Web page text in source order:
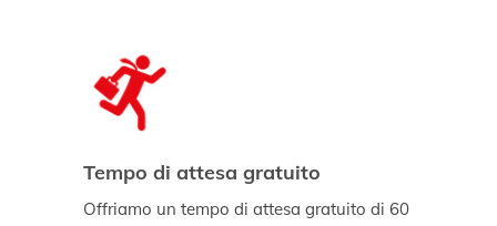
Tempo di attesa gratuito
Offriamo un tempo di attesa gratuito di 60